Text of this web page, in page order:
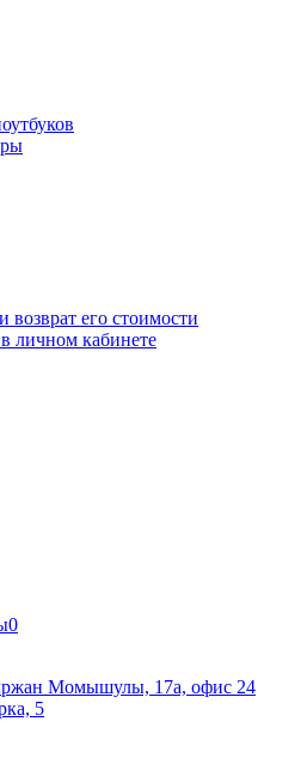
возврат его стоимости
личном кабинете
0
Момышулы, 17а, офис 24
5